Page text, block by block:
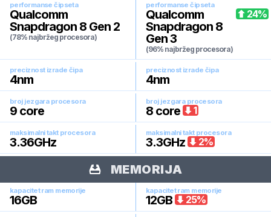
performanse čipseta
Qualcomm
Snapdragon 8 Gen 2
(78% najbržeg procesora)
performanse čipseta
Qualcomm
Snapdragon 8
Gen 3
(96% najbržeg procesora)
24%
preciznost izrade čipa
4nm
preciznost izrade čipa
4nm
broj jezgara procesora
9 core
broj jezgara procesora
8 core 1
maksimalni takt procesora
3.36GHz
maksimalni takt procesora
3.3GHz 2%
MEMORIJA
kapacitet ram memorije
16GB
kapacitet ram memorije
12GB 25%